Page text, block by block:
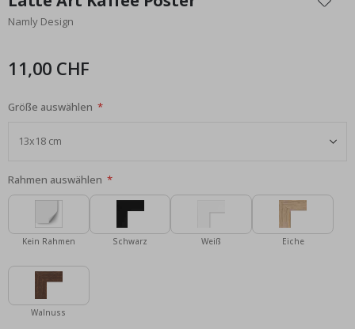
der
Bildgalerie
Namly Design
11,00 CHF
Größe auswählen
Rahmen auswählen
Kein Rahmen Schwarz Weiß Eiche
Walnuss